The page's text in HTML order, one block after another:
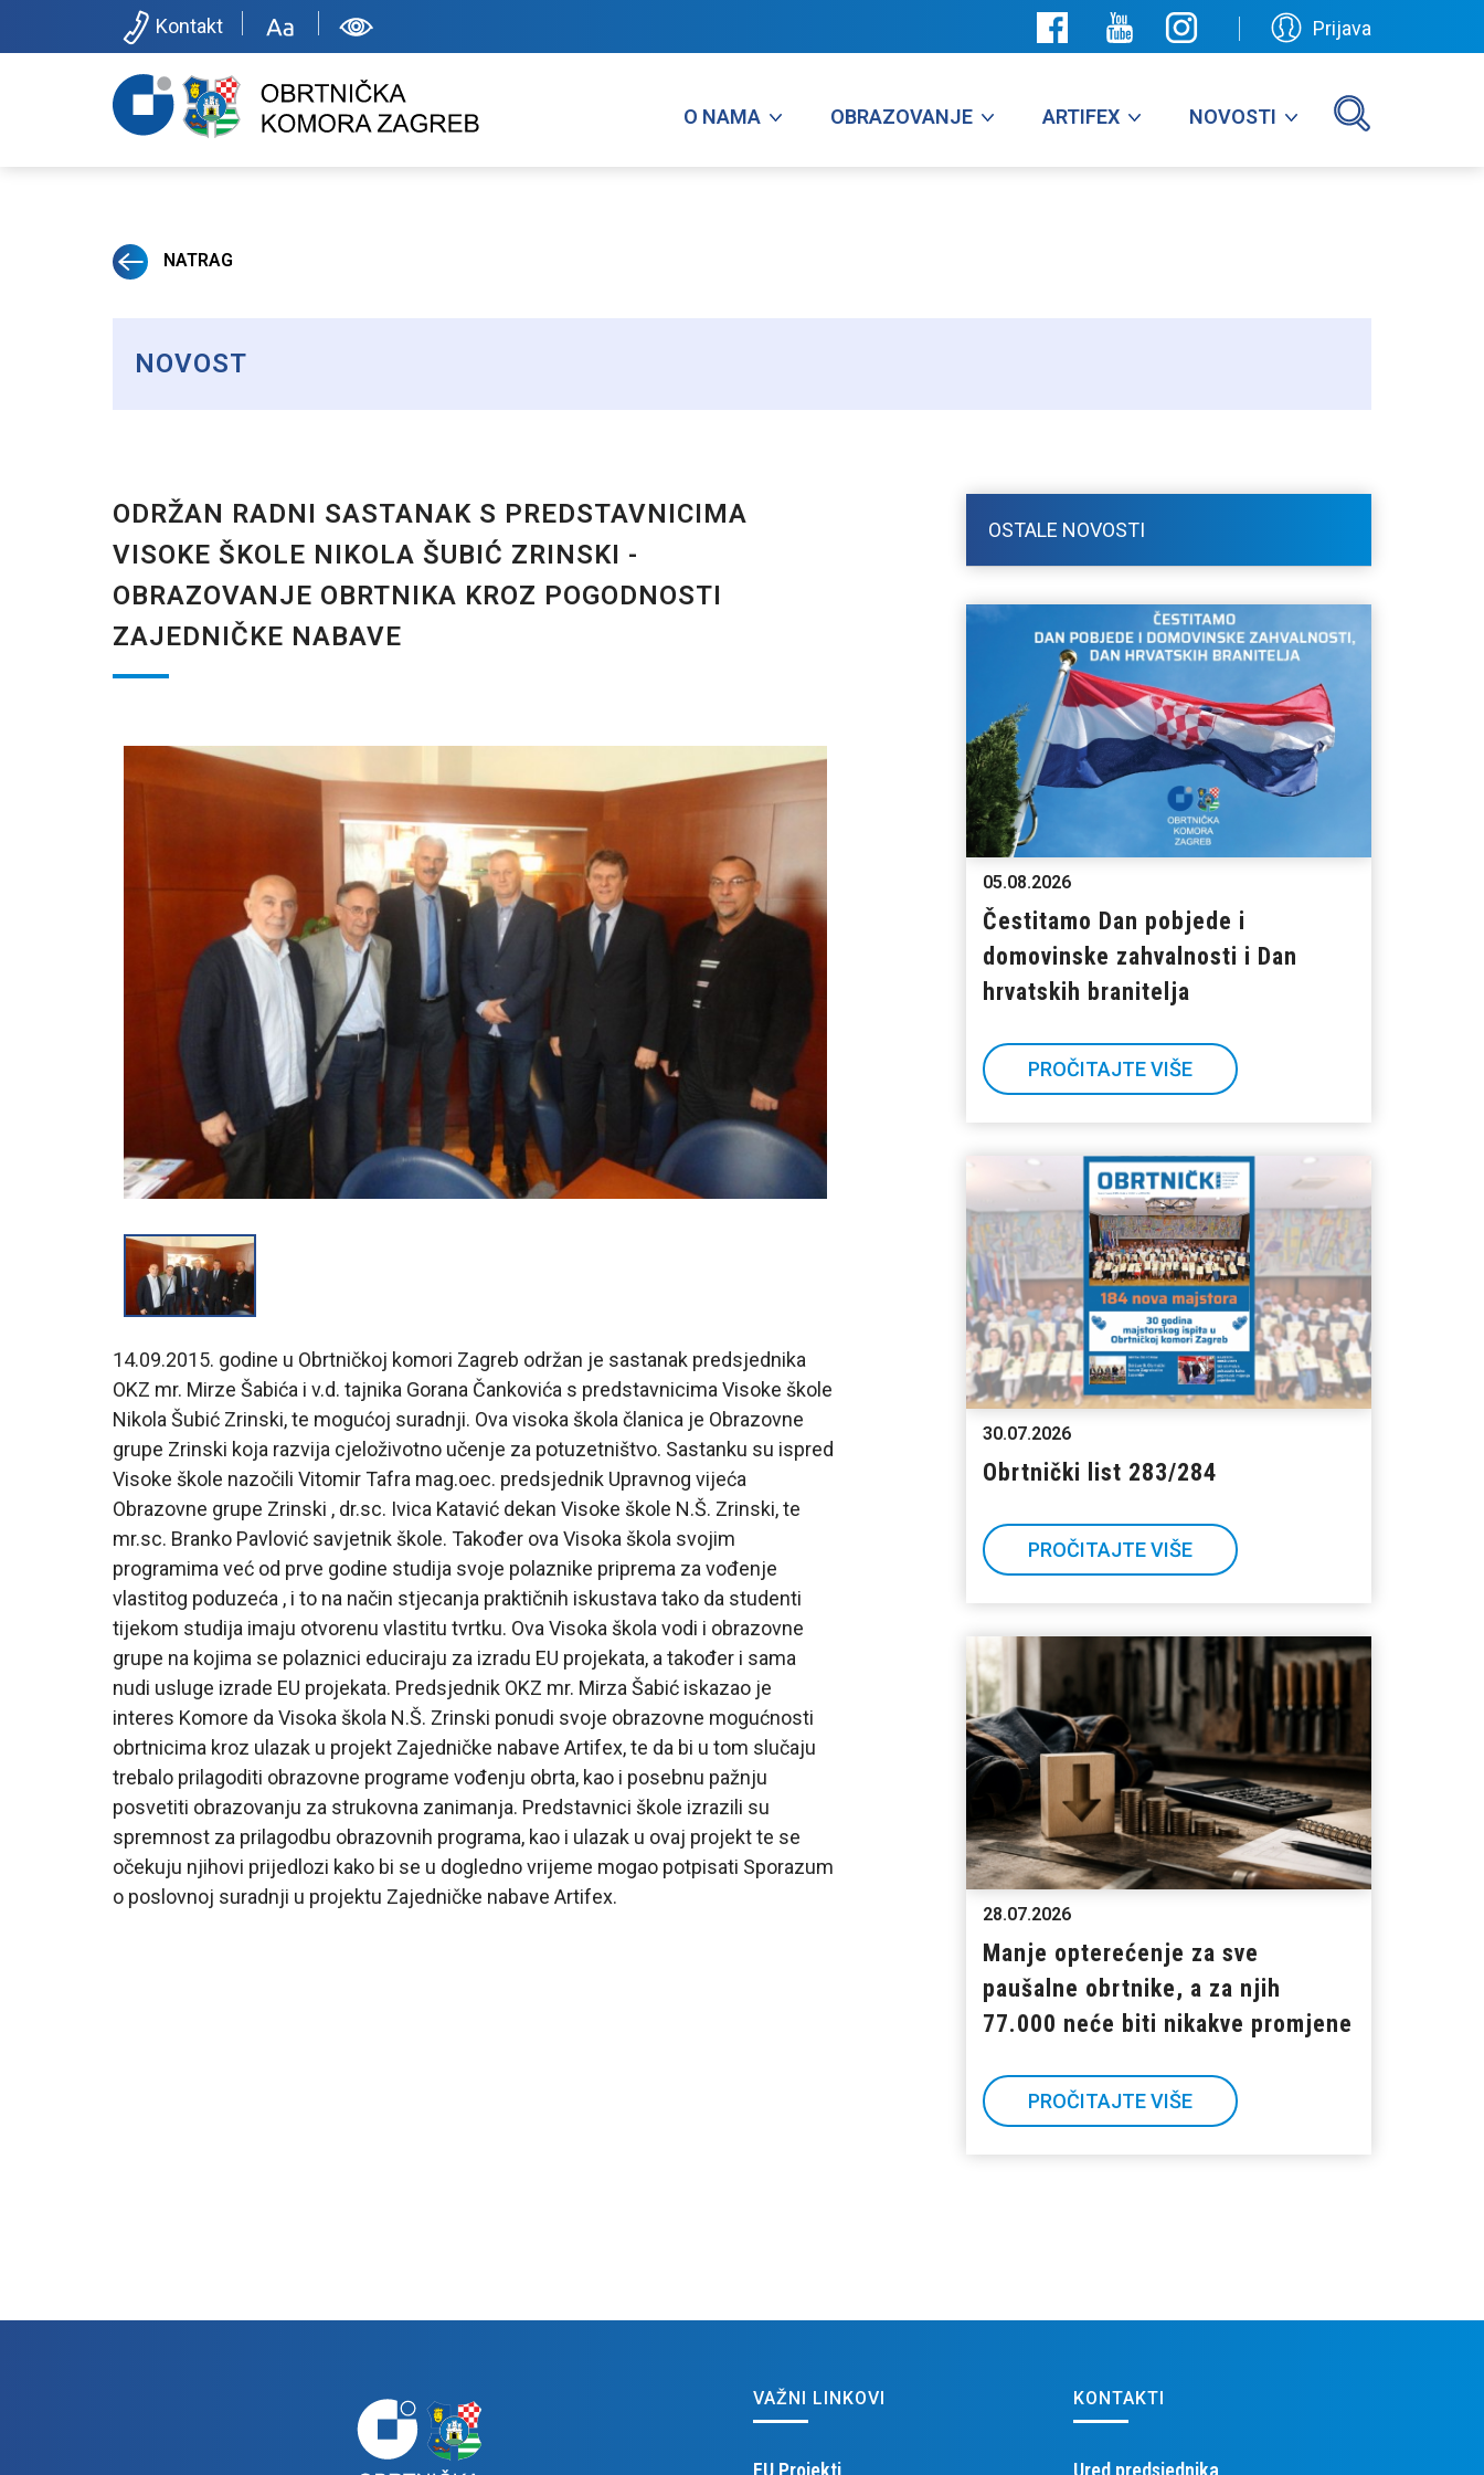
Kontakt Prijava
O NAMA OBRAZOVANJE ARTIFEX NOVOSTI
NATRAG
NOVOST
ODRŽAN RADNI SASTANAK S PREDSTAVNICIMA
VISOKE ŠKOLE NIKOLA ŠUBIĆ ZRINSKI -
OBRAZOVANJE OBRTNIKA KROZ POGODNOSTI
ZAJEDNIČKE NABAVE
14.09.2015. godine u Obrtničkoj komori Zagreb održan je sastanak predsjednika
OKZ mr. Mirze Šabića i v.d. tajnika Gorana Čankovića s predstavnicima Visoke škole
Nikola Šubić Zrinski, te mogućoj suradnji. Ova visoka škola članica je Obrazovne
grupe Zrinski koja razvija cjeloživotno učenje za potuzetništvo. Sastanku su ispred
Visoke škole nazočili Vitomir Tafra mag.oec. predsjednik Upravnog vijeća
Obrazovne grupe Zrinski , dr.sc. Ivica Katavić dekan Visoke škole N.Š. Zrinski, te
mr.sc. Branko Pavlović savjetnik škole. Također ova Visoka škola svojim
programima već od prve godine studija svoje polaznike priprema za vođenje
vlastitog poduzeća , i to na način stjecanja praktičnih iskustava tako da studenti
tijekom studija imaju otvorenu vlastitu tvrtku. Ova Visoka škola vodi i obrazovne
grupe na kojima se polaznici educiraju za izradu EU projekata, a također i sama
nudi usluge izrade EU projekata. Predsjednik OKZ mr. Mirza Šabić iskazao je
interes Komore da Visoka škola N.Š. Zrinski ponudi svoje obrazovne mogućnosti
obrtnicima kroz ulazak u projekt Zajedničke nabave Artifex, te da bi u tom slučaju
trebalo prilagoditi obrazovne programe vođenju obrta, kao i posebnu pažnju
posvetiti obrazovanju za strukovna zanimanja. Predstavnici škole izrazili su
spremnost za prilagodbu obrazovnih programa, kao i ulazak u ovaj projekt te se
očekuju njihovi prijedlozi kako bi se u dogledno vrijeme mogao potpisati Sporazum
o poslovnoj suradnji u projektu Zajedničke nabave Artifex.
OSTALE NOVOSTI
05.08.2026
Čestitamo Dan pobjede i
domovinske zahvalnosti i Dan
hrvatskih branitelja
PROČITAJTE VIŠE
30.07.2026
Obrtnički list 283/284
PROČITAJTE VIŠE
28.07.2026
Manje opterećenje za sve
paušalne obrtnike, a za njih
77.000 neće biti nikakve promjene
PROČITAJTE VIŠE
VAŽNI LINKOVI
EU Projekti
KONTAKTI
Ured predsjednika